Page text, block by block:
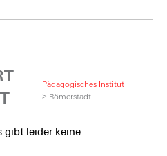
Pädagogisches Institut
> Römerstadt
gibt leider keine